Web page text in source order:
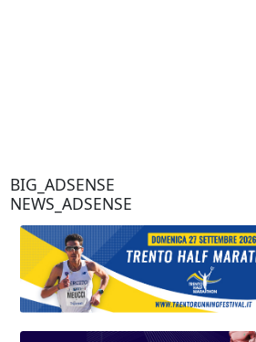
BIG_ADSENSE
NEWS_ADSENSE